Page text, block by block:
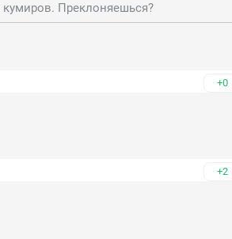
Преклоняешься?
+0
+2